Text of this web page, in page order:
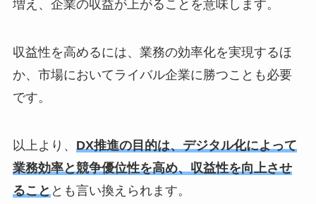
増え、企業の収益が上がることを意味します。
収益性を高めるには、業務の効率化を実現するほ
か、市場においてライバル企業に勝つことも必要
です。
以上より、 DX推進の目的は、デジタル化によって
業務効率と競争優位性を高め、収益性を向上させ
ること とも言い換えられます。